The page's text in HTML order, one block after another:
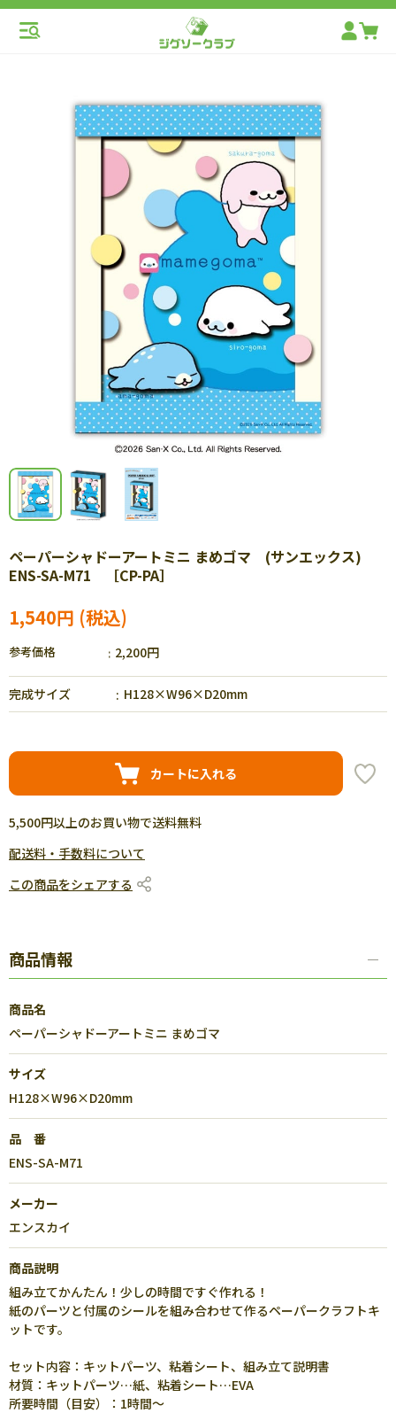
ペーパーシャドーアートミニ まめゴマ (サンエックス)
ENS-SA-M71 ［CP-PA］
1,540円
参考価格 2,200円
完成サイズ H128×W96×D20mm
カートに入れる
5,500円以上のお買い物で送料無料
配送料・手数料について
この商品をシェアする
商品情報
商品名
ペーパーシャドーアートミニ まめゴマ
サイズ
H128×W96×D20mm
品 番
ENS-SA-M71
メーカー
エンスカイ
商品説明
組み立てかんたん！少しの時間ですぐ作れる！
紙のパーツと付属のシールを組み合わせて作るペーパークラフトキ
ットです。
セット内容：キットパーツ、粘着シート、組み立て説明書
材質：キットパーツ…紙、粘着シート…EVA
所要時間（目安）：1時間～